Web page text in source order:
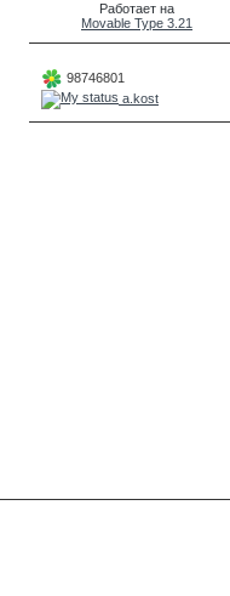
Работает на
Movable Type 3.21
98746801
a.kost